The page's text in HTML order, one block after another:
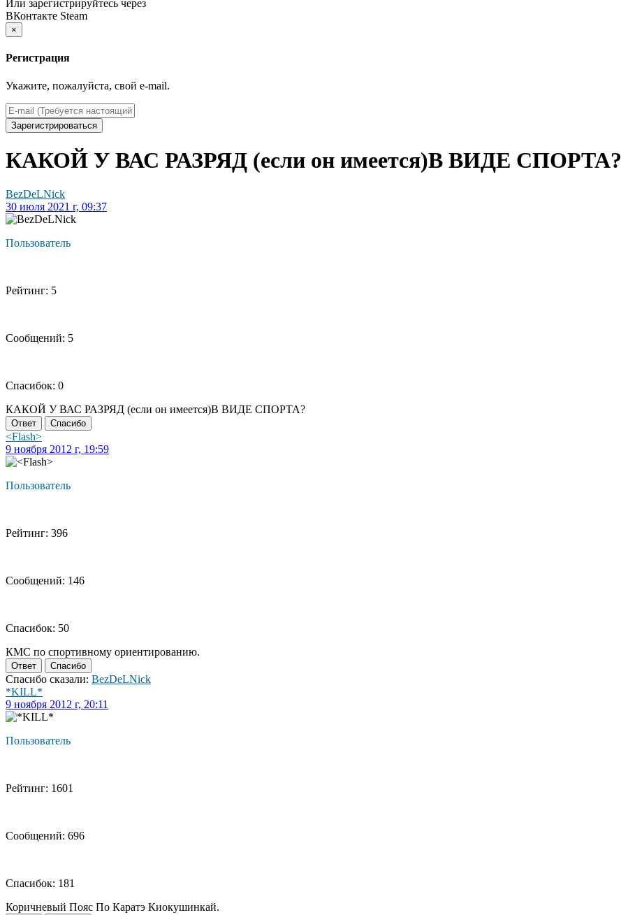
Или зарегистрируйтесь через
ВКонтакте Steam
×
Регистрация
Укажите, пожалуйста, свой e-mail.
Зарегистрироваться
КАКОЙ У ВАС РАЗРЯД (если он имеется)В ВИДЕ СПОРТА?
BezDeLNick
30 июля 2021 г, 09:37
Пользователь
Рейтинг: 5
Сообщений: 5
Спасибок: 0
КАКОЙ У ВАС РАЗРЯД (если он имеется)В ВИДЕ СПОРТА?
Ответ Спасибо
<Flash>
9 ноября 2012 г, 19:59
Пользователь
Рейтинг: 396
Сообщений: 146
Спасибок: 50
КМС по спортивному ориентированию.
Ответ Спасибо
Спасибо сказали: BezDeLNick
*KILL*
9 ноября 2012 г, 20:11
Пользователь
Рейтинг: 1601
Сообщений: 696
Спасибок: 181
Коричневый Пояс По Каратэ Киокушинкай.